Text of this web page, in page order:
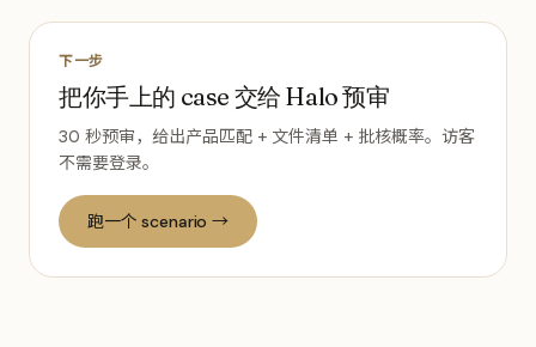
下一步
把你手上的 case 交给 Halo 预审
30 秒预审，给出产品匹配 + 文件清单 + 批核概率。访客
不需要登录。
跑一个 scenario →